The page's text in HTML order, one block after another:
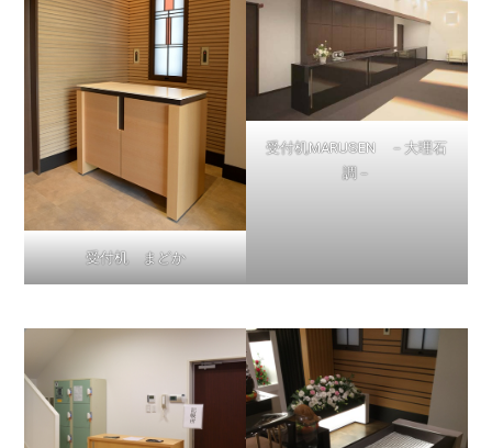
受付机 まどか
受付机MARUSEN －大理石
調－